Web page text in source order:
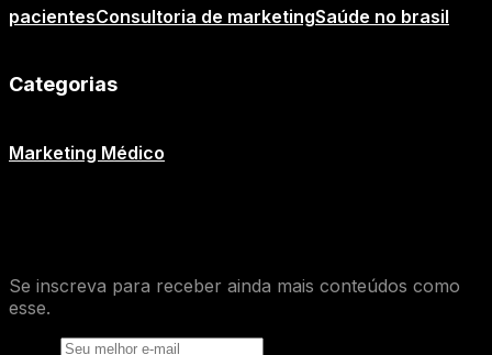
pacientesConsultoria de marketingSaúde no brasil
Categorias
Marketing Médico
Se inscreva para receber ainda mais conteúdos como
esse.